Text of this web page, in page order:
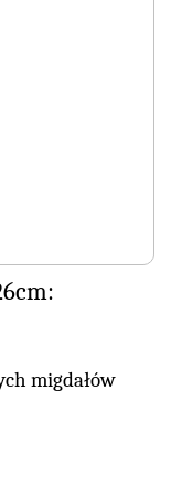
migdałów